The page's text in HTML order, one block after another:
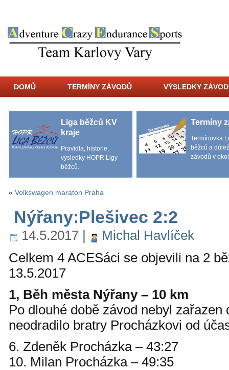
DOMŮ TERMÍNY ZÁVODŮ VÝSLEDKY
Liga běžců KV
kraje
Pravidla, historie,
výsledky HOPR Ligy
běžců.
Termíny
Termínovka
běžců a
závodů v
« Volkswagen maraton Praha
Nýřany:Plešivec 2:2
14.5.2017 |
Michal Havlíček
Celkem 4 ACESáci se objevili na 2
13.5.2017
1, Běh města Nýřany – 10 km
Po dlouhé době závod nebyl
neodradilo bratry Procházkovi od
6. Zdeněk Procházka – 43:27
10. Milan Procházka – 49:35